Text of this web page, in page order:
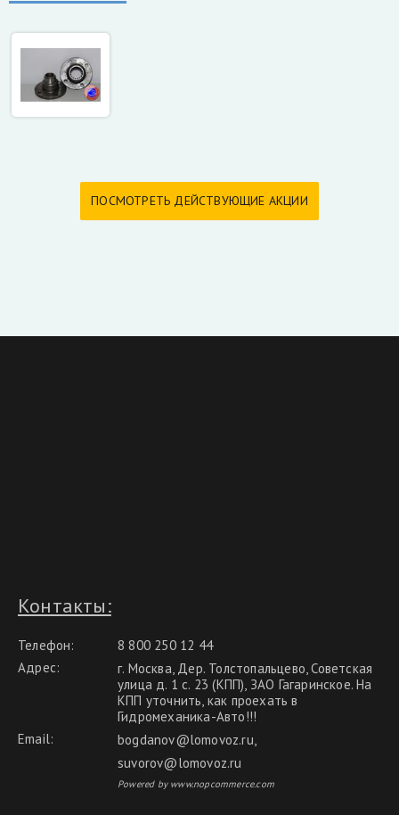
ПОСМОТРЕТЬ ДЕЙСТВУЮЩИЕ АКЦИИ
Контакты:
Телефон:
8 800 250 12 44
Адрес:
г. Москва, Дер. Толстопальцево, Советская
улица д. 1 с. 23 (КПП), ЗАО Гагаринское. На
КПП уточнить, как проехать в
Гидромеханика-Авто!!!
Email:
bogdanov@lomovoz.ru,
suvorov@lomovoz.ru
Powered by www.nopcommerce.com